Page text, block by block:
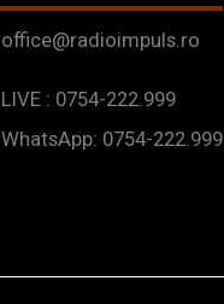
office@radioimpuls.ro
LIVE : 0754-222.999
WhatsApp: 0754-222.999